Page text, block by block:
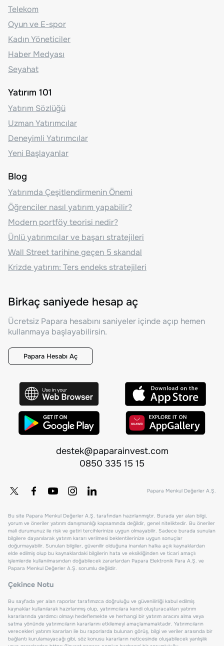
Telekom
Oyun ve E-spor
Kadın Yöneticiler
Haber Medyası
Seyahat
Yatırım 101
Yatırım Sözlüğü
Uzman Yatırımcılar
Deneyimli Yatırımcılar
Yeni Başlayanlar
Blog
Yatırımda Çeşitlendirmenin Önemi
Öğrenciler nasıl yatırım yapabilir?
Modern portföy teorisi nedir?
Ünlü yatırımcılar ve başarı stratejileri
Wall Street tarihine geçen 5 skandal
Krizde yatırım: Ters endeks stratejileri
Birkaç saniyede hesap aç
Ücretsiz Papara hesabını saniyeler içinde açıp hemen
kullanmaya başlayabilirsin.
Papara Hesabı Aç
destek@paparainvest.com
0850 335 15 15
Papara Menkul Değerler A.Ş.
Bu site Papara Menkul Değerler A.Ş. tarafından hazırlanmıştır. Burada yer alan bilgi,
yorum ve öneriler yatırım danışmanlığı kapsamında değildir, genel niteliktedir. Bu öneriler
mali durumunuz ile risk ve getiri tercihlerinize uygun olmayabilir. Sadece burada sunulan
bilgilere dayanılarak yatırım kararı verilmesi beklentilerinize uygun sonuçlar
doğurmayabilir. Sunulan bilgiler, güvenilir olduğuna inanılan halka açık kaynaklardan
elde edilmiş olup bu kaynaklardaki bilgilerin hata ve eksikliğinden ve ticari amaçlı
işlemlerde kullanılmasından doğabilecek zararlardan Papara Elektronik Para A.Ş. ve
Papara Menkul Değerler A.Ş. sorumlu değildir.
Çekince Notu
Bu sayfada yer alan raporlar tarafımızca doğruluğu ve güvenilirliği kabul edilmiş
kaynaklar kullanılarak hazırlanmış olup, yatırımcılara kendi oluşturacakları yatırım
kararlarında yardımcı olmayı hedeflemekte ve herhangi bir yatırım aracını alma veya
satma yönünde yatırımcıların kararlarını etkilemeyi amaçlamamaktadır. Yatırımcıların
verecekleri yatırım kararları ile bu raporlarda bulunan görüş, bilgi ve veriler arasında bir
bağlantı kurulamayacağı gibi, söz konusu kararların neticesinde oluşabilecek yanlışlık